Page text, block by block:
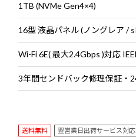
1TB (NVMe Gen4×4)
送料無料 翌営業日出荷サービス対応